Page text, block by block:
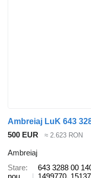
500 EUR ≈ 2.623 RON
Ambreiaj
Stare
nou
643 3288 00
1499770,